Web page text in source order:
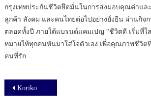
กรุงเทพประกันชีวิตยึดมั่นในการส่งมอบคุณค่าแ
ลูกค้า สังคม และคนไทยต่อไปอย่างยั่งยืน ผ่านกิจ
ตลอดทั้งปี ภายใต้แบรนด์แคมเปญ “ชีวิตดี เริ่มที่ใส่
หมายให้ทุกคนหันมาใส่ใจตัวเอง เพื่อคุณภาพชีวิต
คนที่รัก
เมนูนำทาง เรื่อง
Koriko สาหร่ายแซนวิช ดึง ‘เก่ง-น้ำปิง’ พรีเซ็นเตอร์คู่แรก ลุยแคมเปญ “กล้านอกกรอบ” รุกตลาดสแน็ก สาหร่าย